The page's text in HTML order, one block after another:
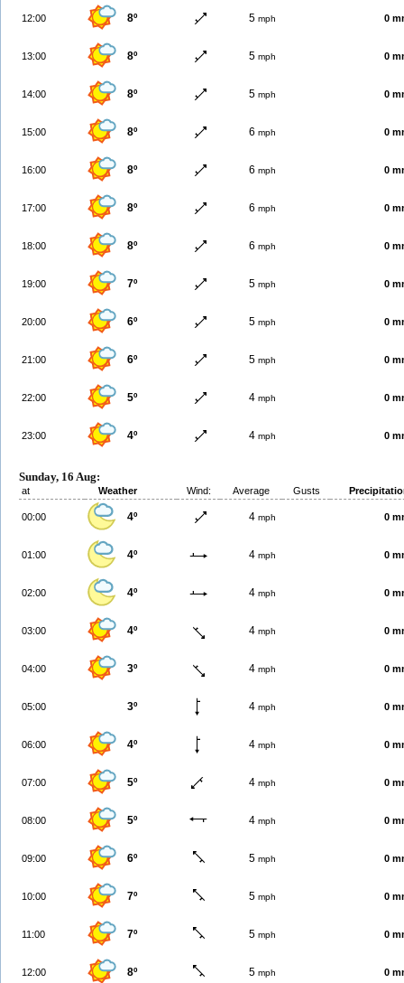
12:00 8º 5 mph 0
13:00 8º 5 mph 0
14:00 8º 5 mph 0
15:00 8º 6 mph 0
16:00 8º 6 mph 0
17:00 8º 6 mph 0
18:00 8º 6 mph 0
19:00 7º 5 mph 0
20:00 6º 5 mph 0
21:00 6º 5 mph 0
22:00 5º 4 mph 0
23:00 4º 4 mph 0
Sunday, 16 Aug:
at Weather Wind: Average Gusts
00:00 4º 4 mph 0
01:00 4º 4 mph 0
02:00 4º 4 mph 0
03:00 4º 4 mph 0
04:00 3º 4 mph 0
05:00 3º 4 mph 0
06:00 4º 4 mph 0
07:00 5º 4 mph 0
08:00 5º 4 mph 0
09:00 6º 5 mph 0
10:00 7º 5 mph 0
11:00 7º 5 mph 0
12:00 8º 5 mph 0